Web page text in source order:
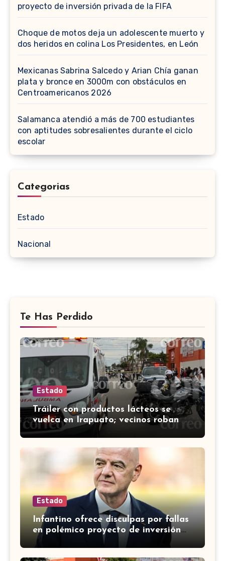
proyecto de inversión privada de la FIFA
Choque de motos deja un adolescente muerto y
dos heridos en colina Los Presidentes, en León
Mexicanas Sabrina Salcedo y Arian Chía ganan
plata y bronce en 3000m con obstáculos en
Centroamericanos 2026
Salamanca atendió a más de 700 estudiantes
con aptitudes sobresalientes durante el ciclo
escolar
Categorias
Estado
Nacional
Te Has Perdido
Estado
Tráiler con productos lácteos se
vuelca en Irapuato; vecinos roban
carga en lugar de auxiliar a heridos
Estado
Infantino ofrece disculpas por fallas
en polémico proyecto de inversión
privada de la FIFA